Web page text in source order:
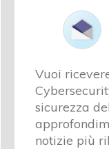
Vuoi
sicurezza
notizie più